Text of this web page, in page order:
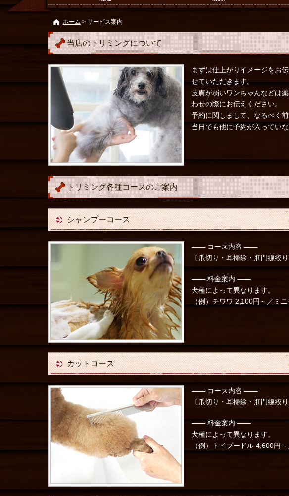
ホーム > サービス案内
当店のトリミングについて
まずは仕上がりイメージをお
せていただきます。
皮膚が弱いワンちゃんなどは
わせの際にお伝えください。
予約に関しまして、なるべく
当日でも他に予約が入ってい
トリミング各種コースのご案内
シャンプーコース
―― コース内容 ――
〔爪切り・耳掃除・肛門線絞
―― 料金案内 ――
犬種によって異なります。
（例）チワワ 2,100円～／ミ
カットコース
―― コース内容 ――
〔爪切り・耳掃除・肛門線絞
―― 料金案内 ――
犬種によって異なります。
（例）トイプードル 4,600円